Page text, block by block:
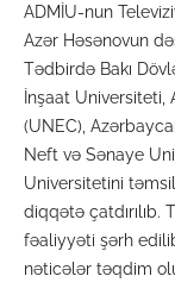
ADMİU-nun
Azər Həsənovun
Tədbirdə Bakı
İnşaat Universiteti,
(UNEC),
Neft və Sənaye
Universitetini
diqqətə çatdırılıb.
fəaliyyəti şərh
nəticələr təqdim